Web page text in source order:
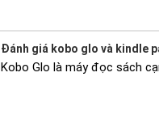
Đánh giá kobo glo và kindle
Kobo Glo là máy đọc sách